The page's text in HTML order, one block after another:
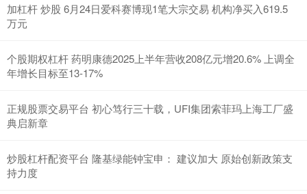
加杠杆 炒股 6月24日爱科赛博现1笔大宗交易 机构净买入619.5
万元
个股期权杠杆 药明康德2025上半年营收208亿元增20.6% 上调全
年增长目标至13-17%
正规股票交易平台 初心笃行三十载，UFI集团索菲玛上海工厂盛
典启新章
炒股杠杆配资平台 隆基绿能钟宝申： 建议加大 原始创新政策支
持力度